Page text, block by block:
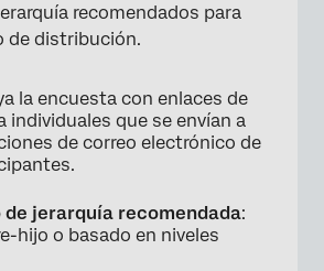
recomendados para
de distribución.
la encuesta con enlaces de
individuales que se envían a
de correo electrónico de
de jerarquía recomendada:
hijo o basado en niveles